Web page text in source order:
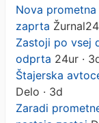
Nova
zaprta
Zastoji po vsej
odprta 24ur ·
Štajerska
Delo · 3d
Zaradi